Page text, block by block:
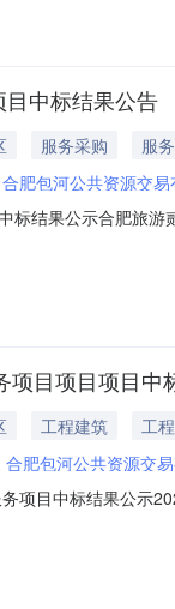
中标结果公告
服务采购
服务
合肥包河公共资源交
标结果公示合肥旅
项目项目项目中
工程建筑
工程
合肥包河公共资源交
项目中标结果公示